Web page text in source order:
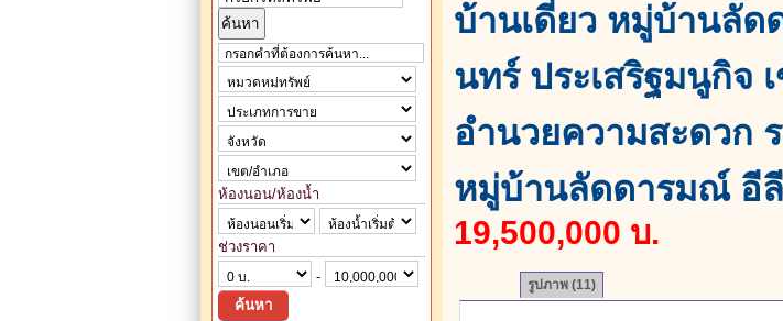
ห้องนอน/ห้องน้ำ
ช่วงราคา
-
บ้านเดี่ยว หมู่บ้านลั
นทร์ ประเสริฐมนูกิจ
อำนวยความสะดวก
หมู่บ้านลัดดารมณ์ อี
19,500,000 บ.
รูปภาพ (11)